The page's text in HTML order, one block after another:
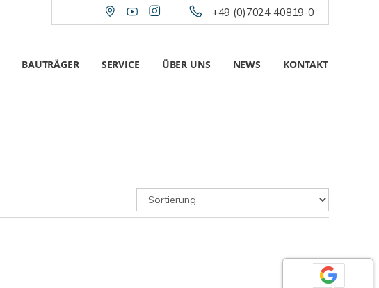
+49 (0)7024 40819-0
BAUTRÄGER SERVICE ÜBER UNS NEWS KONTAKT